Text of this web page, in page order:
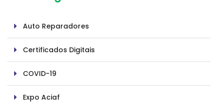
Auto Reparadores
Certificados Digitais
COVID-19
Expo Aciaf